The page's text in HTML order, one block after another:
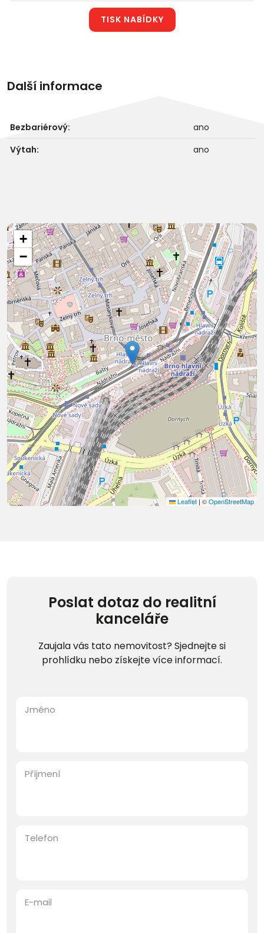
TISK NABÍDKY
Další informace
Bezbariérový:
ano
Výtah:
ano
+
−
Leaflet | ©OpenStreetMap
Poslat dotaz do realitní
kanceláře
Zaujala vás tato nemovitost? Sjednejte si
prohlídku nebo získejte více informací.
Jméno
Příjmení
Telefon
E-mail